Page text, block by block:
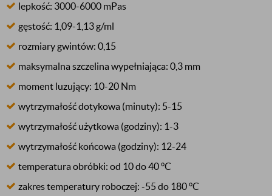
lepkość: 3000-6000 mPas
gęstość: 1,09-1,13 g/ml
rozmiary gwintów: 0,15
maksymalna szczelina wypełniająca: 0,3 mm
moment luzujący: 10-20 Nm
wytrzymałość dotykowa (minuty): 5-15
wytrzymałość użytkowa (godziny): 1-3
wytrzymałość końcowa (godziny): 12-24
temperatura obróbki: od 10 do 40 °C
zakres temperatury roboczej: -55 do 180 °C